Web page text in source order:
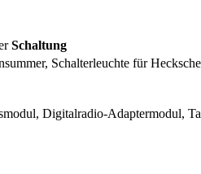
Schaltung
Schalterleuchte für
Digitalradio-Adaptermodul,